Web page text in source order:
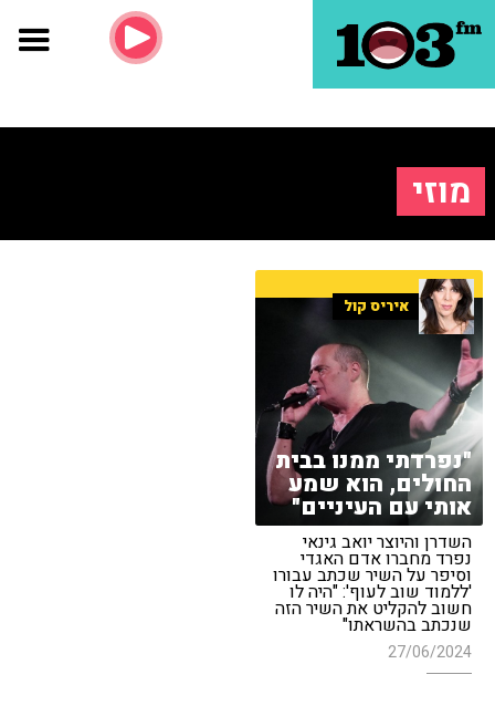
מוזי
איריס קול
"נפרדתי ממנו בבית
החולים, הוא שמע
אותי עם העיניים"
השדרן והיוצר יואב גינאי
נפרד מחברו אדם האגדי
וסיפר על השיר שכתב עבורו
'ללמוד שוב לעוף': "היה לו
חשוב להקליט את השיר הזה
שנכתב בהשראתו"
27/06/2024